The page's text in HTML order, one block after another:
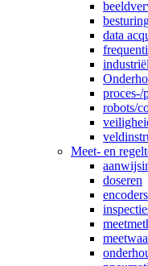
data
proces-/
robots/
Meet- en
doseren
encoders